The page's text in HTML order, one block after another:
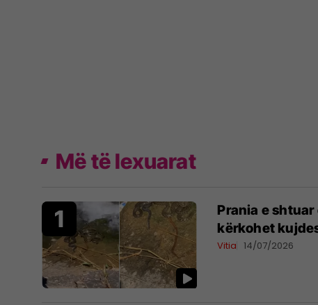
Më të lexuarat
Prania e
kërkohet
Vitia 14/07/2026